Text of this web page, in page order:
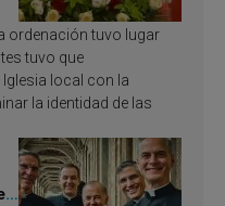
ordenación tuvo lugar
tuvo que
local con la
la identidad de las